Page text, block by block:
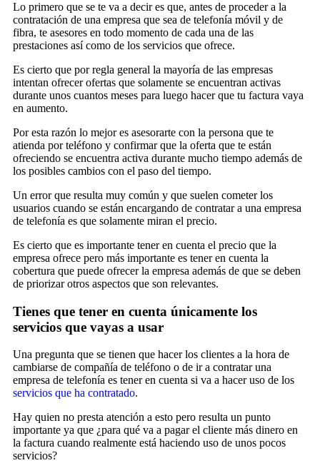
Lo primero que se te va a decir es que, antes de proceder a la
contratación de una empresa que sea de telefonía móvil y de
fibra, te asesores en todo momento de cada una de las
prestaciones así como de los servicios que ofrece.
Es cierto que por regla general la mayoría de las empresas
intentan ofrecer ofertas que solamente se encuentran activas
durante unos cuantos meses para luego hacer que tu factura vaya
en aumento.
Por esta razón lo mejor es asesorarte con la persona que te
atienda por teléfono y confirmar que la oferta que te están
ofreciendo se encuentra activa durante mucho tiempo además de
los posibles cambios con el paso del tiempo.
Un error que resulta muy común y que suelen cometer los
usuarios cuando se están encargando de contratar a una empresa
de telefonía es que solamente miran el precio.
Es cierto que es importante tener en cuenta el precio que la
empresa ofrece pero más importante es tener en cuenta la
cobertura que puede ofrecer la empresa además de que se deben
de priorizar otros aspectos que son relevantes.
Tienes que tener en cuenta únicamente los
servicios que vayas a usar
Una pregunta que se tienen que hacer los clientes a la hora de
cambiarse de compañía de teléfono o de ir a contratar una
empresa de telefonía es tener en cuenta si va a hacer uso de los
servicios que ha contratado.
Hay quien no presta atención a esto pero resulta un punto
importante ya que ¿para qué va a pagar el cliente más dinero en
la factura cuando realmente está haciendo uso de unos pocos
servicios?